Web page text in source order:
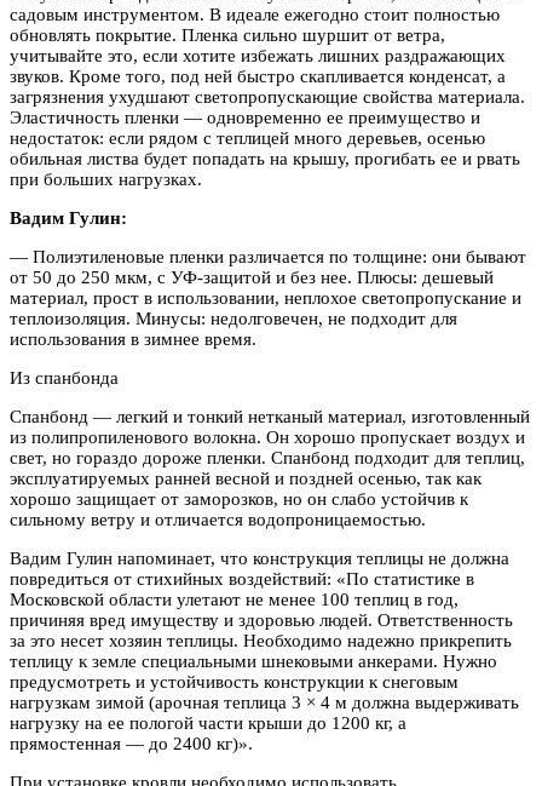
садовым инструментом. В идеале ежегодно стоит полностью
обновлять покрытие. Пленка сильно шуршит от ветра,
учитывайте это, если хотите избежать лишних раздражающих
звуков. Кроме того, под ней быстро скапливается конденсат, а
загрязнения ухудшают светопропускающие свойства материала.
Эластичность пленки — одновременно ее преимущество и
недостаток: если рядом с теплицей много деревьев, осенью
обильная листва будет попадать на крышу, прогибать ее и рвать
при больших нагрузках.
Вадим Гулин:
— Полиэтиленовые пленки различается по толщине: они бывают
от 50 до 250 мкм, с УФ-защитой и без нее. Плюсы: дешевый
материал, прост в использовании, неплохое светопропускание и
теплоизоляция. Минусы: недолговечен, не подходит для
использования в зимнее время.
Из спанбонда
Спанбонд — легкий и тонкий нетканый материал, изготовленный
из полипропиленового волокна. Он хорошо пропускает воздух и
свет, но гораздо дороже пленки. Спанбонд подходит для теплиц,
эксплуатируемых ранней весной и поздней осенью, так как
хорошо защищает от заморозков, но он слабо устойчив к
сильному ветру и отличается водопроницаемостью.
Вадим Гулин напоминает, что конструкция теплицы не должна
повредиться от стихийных воздействий: «По статистике в
Московской области улетают не менее 100 теплиц в год,
причиняя вред имуществу и здоровью людей. Ответственность
за это несет хозяин теплицы. Необходимо надежно прикрепить
теплицу к земле специальными шнековыми анкерами. Нужно
предусмотреть и устойчивость конструкции к снеговым
нагрузкам зимой (арочная теплица 3 × 4 м должна выдерживать
нагрузку на ее пологой части крыши до 1200 кг, а
прямостенная — до 2400 кг)».
При установке кровли необходимо использовать